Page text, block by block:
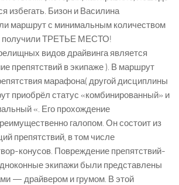
избегать. Бизон и Василина
маршрут с минимальным количеством
получили ТРЕТЬЕ МЕСТО!
видов драйвинга является
препятствий в экипаже ). В маршрут
марафона( другой дисциплины
приобрёл статус «комбинированный» и
«. Его прохождение
галопом. Он состоит из
препятствий, в том числе
конусов. Повреждение препятствий-
экипажи были представлены
— драйвером и грумом. В этой